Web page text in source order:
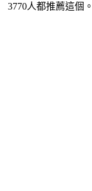
3770人都推薦這個。